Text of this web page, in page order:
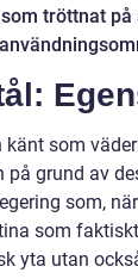
tröttnat
känt som
på grund av
som,
som
yta utan